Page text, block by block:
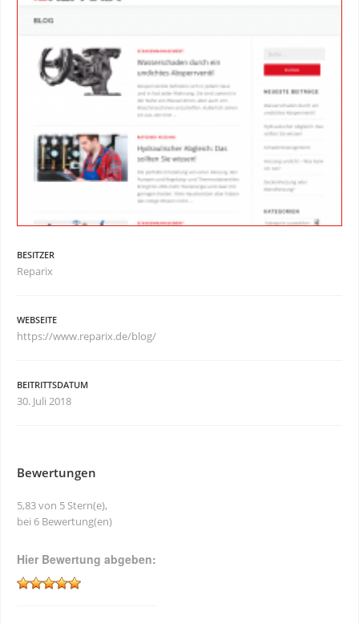
BESITZER
Reparix
WEBSEITE
https://www.reparix.de/blog/
BEITRITTSDATUM
30. Juli 2018
Bewertungen
5,83 von 5 Stern(e),
bei 6 Bewertung(en)
Hier Bewertung abgeben: